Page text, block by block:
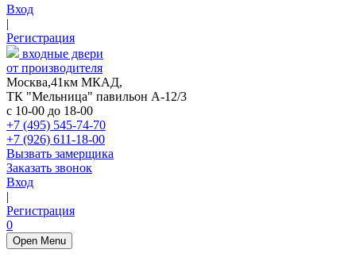
Вход
|
Регистрация
входные двери
от производителя
Москва,41км МКАД,
ТК "Мельница" павильон А-12/3
с 10-00 до 18-00
+7 (495) 545-74-70
+7 (926) 611-18-00
Вызвать замерщика
Заказать звонок
Вход
|
Регистрация
0
Open Menu